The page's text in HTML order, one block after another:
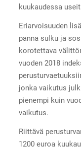
kuukaudessa
Eriarvoisuuden
panna sulku ja
korotettava
vuoden 2018
jonka vaikutus
pienempi kuin
vaikutus.
Riittävä
1200 euroa